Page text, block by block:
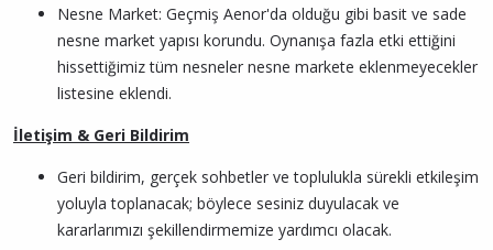
Nesne Market: Geçmiş Aenor'da olduğu gibi basit ve sade
nesne market yapısı korundu. Oynanışa fazla etki ettiğini
hissettiğimiz tüm nesneler nesne markete eklenmeyecekler
listesine eklendi.
İletişim & Geri Bildirim
Geri bildirim, gerçek sohbetler ve toplulukla sürekli etkileşim
yoluyla toplanacak; böylece sesiniz duyulacak ve
kararlarımızı şekillendirmemize yardımcı olacak.